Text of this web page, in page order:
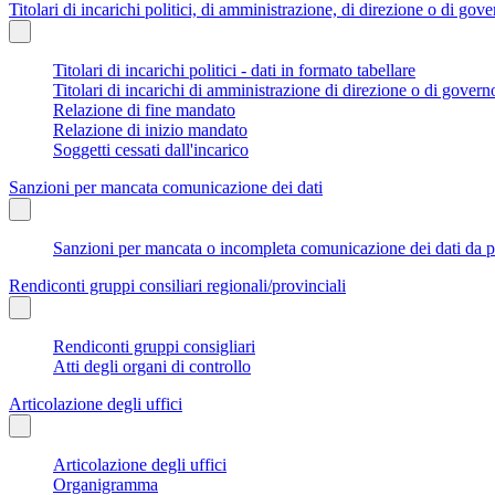
Titolari di incarichi politici, di amministrazione, di direzione o di
Titolari di incarichi politici - dati in formato tabellare
Titolari di incarichi di amministrazione di direzione o di
Relazione di fine mandato
Relazione di inizio mandato
Soggetti cessati dall'incarico
Sanzioni per mancata comunicazione dei dati
Sanzioni per mancata o incompleta comunicazione dei dati
Rendiconti gruppi consiliari regionali/provinciali
Rendiconti gruppi consigliari
Atti degli organi di controllo
Articolazione degli uffici
Articolazione degli uffici
Organigramma